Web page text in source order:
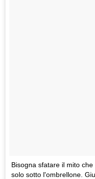
Bisogna sfatare il mito
solo sotto l'ombrellone.